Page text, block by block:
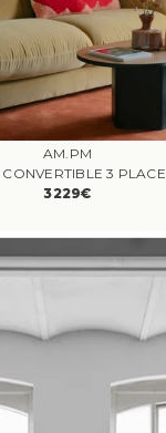
AM.PM
3229€